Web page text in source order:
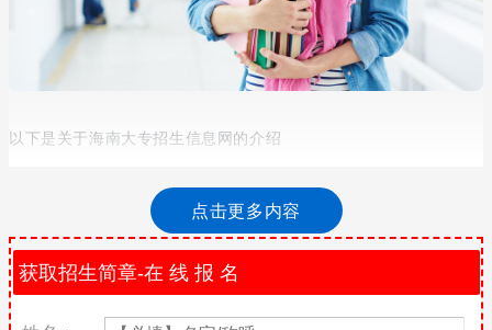
以下是关于海南大专招生信息网的介绍
时 2022-08-05 14:44·南海网 新海南客户端、南海网、南
国都市报8月5日消息(…
2022年，海南高职院校(专科)提前征集志愿者，截至6日9时
2022-08-05 14:44·南海网
点击更多内容